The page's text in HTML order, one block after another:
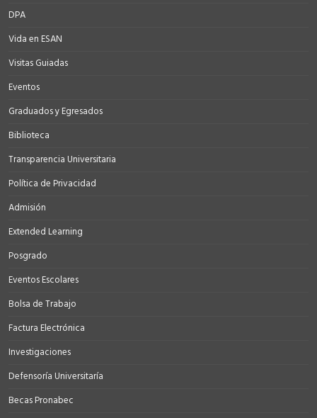
DPA
Vida en ESAN
Visitas Guiadas
Eventos
Graduados y Egresados
Biblioteca
Transparencia Universitaria
Política de Privacidad
Admisión
Extended Learning
Posgrado
Eventos Escolares
Bolsa de Trabajo
Factura Electrónica
Investigaciones
Defensoría Universitaría
Becas Pronabec